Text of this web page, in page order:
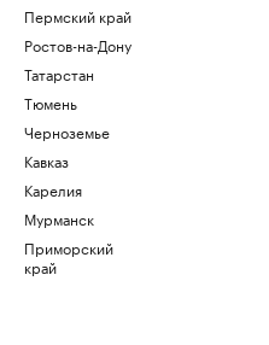
Пермский край
Ростов-на-Дону
Татарстан
Тюмень
Черноземье
Кавказ
Карелия
Мурманск
Приморский
край